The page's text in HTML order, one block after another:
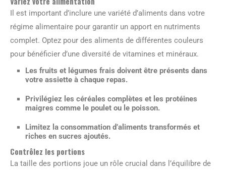
Il est important d’inclure une variété d’aliments dans votre
régime alimentaire pour garantir un apport en nutriments
complet. Optez pour des aliments de différentes couleurs
pour bénéficier d’une diversité de vitamines et minéraux.
Les fruits et légumes frais doivent être présents dans
votre assiette à chaque repas.
Privilégiez les céréales complètes et les protéines
maigres comme le poulet ou le poisson.
Limitez la consommation d’aliments transformés et
riches en sucres ajoutés.
Contrôlez les portions
La taille des portions joue un rôle crucial dans l’équilibre de